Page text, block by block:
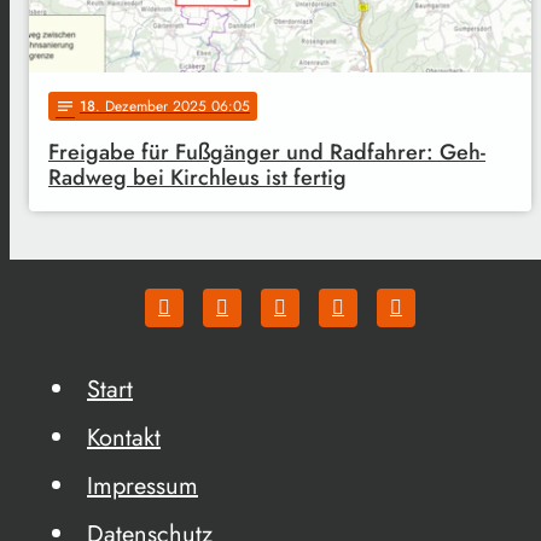
notes 18. Dezember 2025 06:05
Freigabe für Fußgänger und Radfahrer: Geh-
Radweg bei Kirchleus ist fertig
Start
Kontakt
Impressum